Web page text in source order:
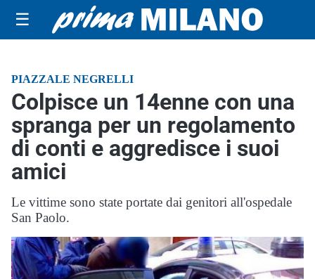
☰
PIAZZALE NEGRELLI
Colpisce un 14enne con una
spranga per un regolamento
di conti e aggredisce i suoi
amici
Le vittime sono state portate dai genitori all'ospedale
San Paolo.